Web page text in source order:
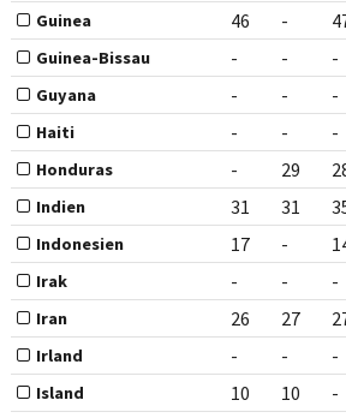
Guinea 46 -
Guinea-Bissau - - -
Guyana - - -
Haiti - - -
Honduras - 29
Indien 31 31
Indonesien 17 -
Irak - - -
Iran 26 27
Irland - - -
Island 10 10 -